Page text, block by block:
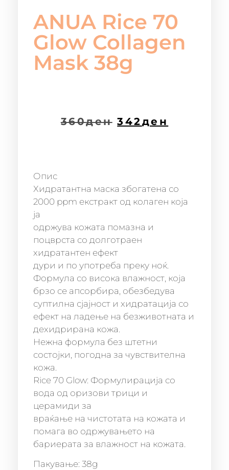
ANUA Rice 70
Glow Collagen
Mask 38g
360ден 342ден
Опис
Хидратантна маска збогатена со
2000 ppm екстракт од колаген која
ја
одржува кожата помазна и
поцврста со долготраен
хидратантен ефект
дури и по употреба преку ноќ.
Формула со висока влажност, која
брзо се апсорбира, обезбедува
суптилна сјајност и хидратација со
ефект на ладење на безживотната и
дехидрирана кожа.
Нежна формула без штетни
состојки, погодна за чувствителна
кожа.
Rice 70 Glow: Формулирација со
вода од оризови трици и
церамиди за
враќање на чистотата на кожата и
помага во одржувањето на
бариерата за влажност на кожата.
Пакување: 38g